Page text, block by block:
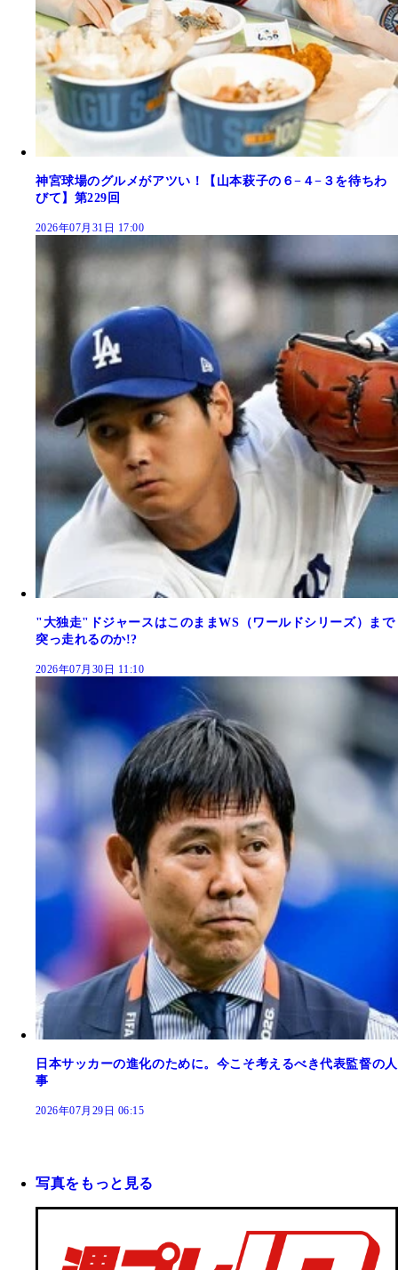
神宮球場のグルメがアツい！【山本萩子の６−４−３を待ちわ
びて】第229回
2026年07月31日 17:00
"大独走"ドジャースはこのままWS（ワールドシリーズ）まで
突っ走れるのか!?
2026年07月30日 11:10
日本サッカーの進化のために。今こそ考えるべき代表監督の人
事
2026年07月29日 06:15
写真をもっと見る